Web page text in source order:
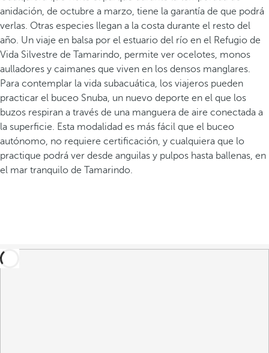
anidación, de octubre a marzo, tiene la garantía de que podrá
verlas. Otras especies llegan a la costa durante el resto del
año. Un viaje en balsa por el estuario del río en el Refugio de
Vida Silvestre de Tamarindo, permite ver ocelotes, monos
aulladores y caimanes que viven en los densos manglares.
Para contemplar la vida subacuática, los viajeros pueden
practicar el buceo Snuba, un nuevo deporte en el que los
buzos respiran a través de una manguera de aire conectada a
la superficie. Esta modalidad es más fácil que el buceo
autónomo, no requiere certificación, y cualquiera que lo
practique podrá ver desde anguilas y pulpos hasta ballenas, en
el mar tranquilo de Tamarindo.